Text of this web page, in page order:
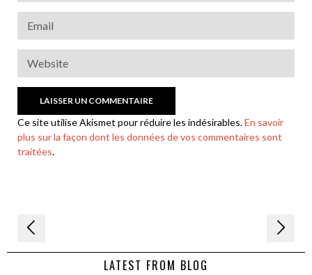
Ce site utilise Akismet pour réduire les indésirables.En savoir
plus sur la façon dont les données de vos commentaires sont
traitées.
Navigation
de LATEST FROM BLOG